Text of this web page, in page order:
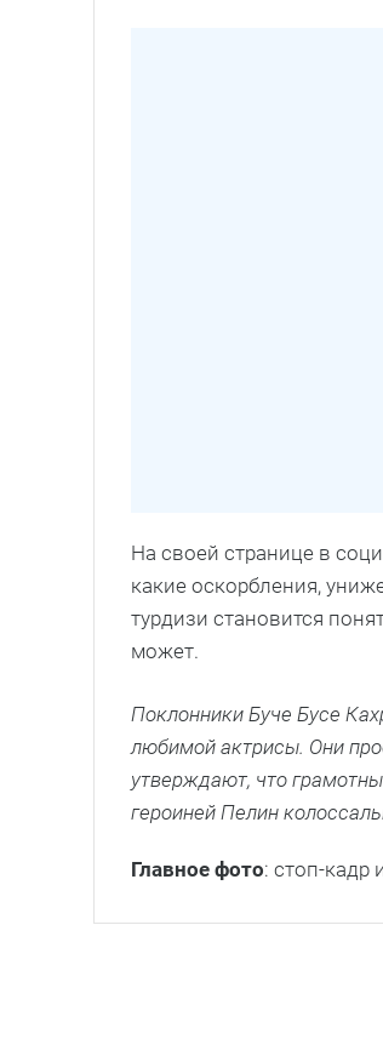
На своей странице в
какие оскорбления,
турдизи становится
может.
Поклонники Буче Бусе
любимой актрисы. Они
утверждают, что
героиней Пелин
Главное фото: стоп-кадр